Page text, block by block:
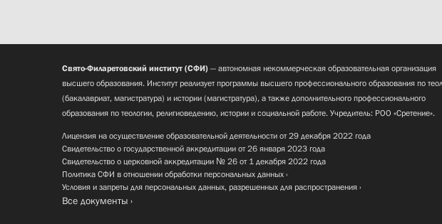
Свято-Филаретовский институт (СФИ) — автономная некоммерческая образовательная организация
высшего образования. Институт реализует программы высшего профессионального образования по
(бакалавриат, магистратура) и истории (магистратура), а также дополнительного профессионального
образования по теологии, религиоведению, истории и социальной работе. Учредитель: РОО «Сретение».
Лицензия на осуществление образовательной деятельности от 29 декабря 2022 года
Свидетельство о государственной аккредитации от 26 января 2023 года
Свидетельство о церковной аккредитации № 26 от 1 декабря 2022 года
Политика СФИ в отношении обработки персональных данных
Условия и запреты для персональных данных, разрешенных для распространения
Все документы